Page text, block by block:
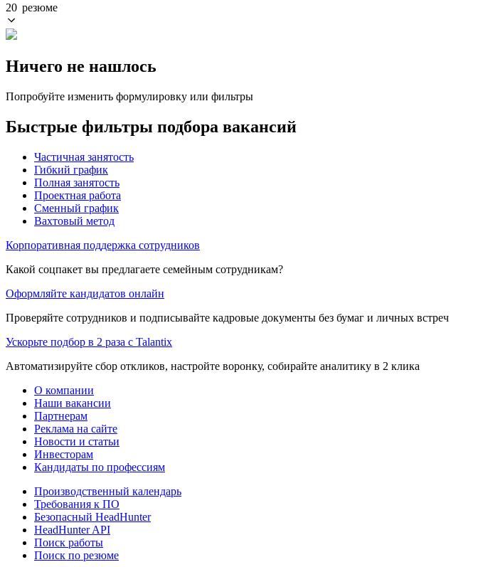
20 резюме
Ничего не нашлось
Попробуйте изменить формулировку или фильтры
Быстрые фильтры подбора вакансий
Частичная занятость
Гибкий график
Полная занятость
Проектная работа
Сменный график
Вахтовый метод
Корпоративная поддержка сотрудников
Какой соцпакет вы предлагаете семейным сотрудникам?
Оформляйте кандидатов онлайн
Проверяйте сотрудников и подписывайте кадровые документы без бумаг и личных встреч
Ускорьте подбор в 2 раза с Talantix
Автоматизируйте сбор откликов, настройте воронку, собирайте аналитику в 2 клика
О компании
Наши вакансии
Партнерам
Реклама на сайте
Новости и статьи
Инвесторам
Кандидаты по профессиям
Производственный календарь
Требования к ПО
Безопасный HeadHunter
HeadHunter API
Поиск работы
Поиск по резюме